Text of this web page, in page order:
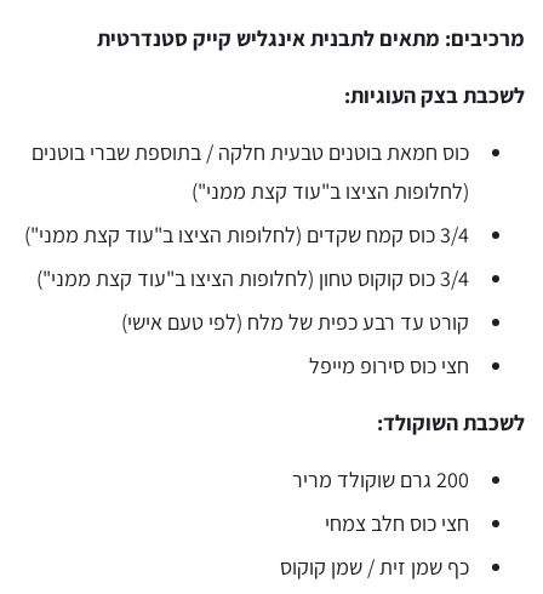
מרכיבים: מתאים לתבנית אינגליש קייק סטנדרטית
לשכבת בצק העוגיות:
כוס חמאת בוטנים טבעית חלקה / בתוספת שברי בוטנים
(לחלופות הציצו ב"עוד קצת ממני")
3/4 כוס קמח שקדים (לחלופות הציצו ב"עוד קצת ממני")
3/4 כוס קוקוס טחון (לחלופות הציצו ב"עוד קצת ממני")
קורט עד רבע כפית של מלח (לפי טעם אישי)
חצי כוס סירופ מייפל
לשכבת השוקולד:
200 גרם שוקולד מריר
חצי כוס חלב צמחי
כף שמן זית / שמן קוקוס